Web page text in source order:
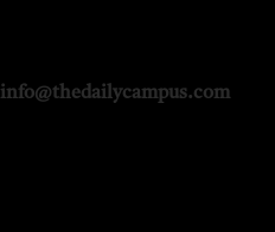
info@thedailycampus.com